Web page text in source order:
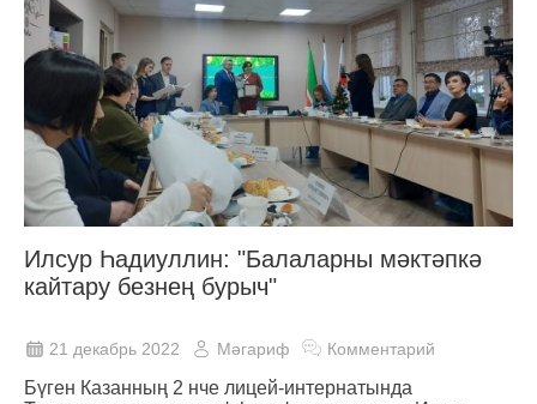
Илсур Һадиуллин: "Балаларны мәктәпкә
кайтару безнең бурыч"
21 декабрь 2022 Мәгариф Комментарий
Бүген Казанның 2 нче лицей-интернатында